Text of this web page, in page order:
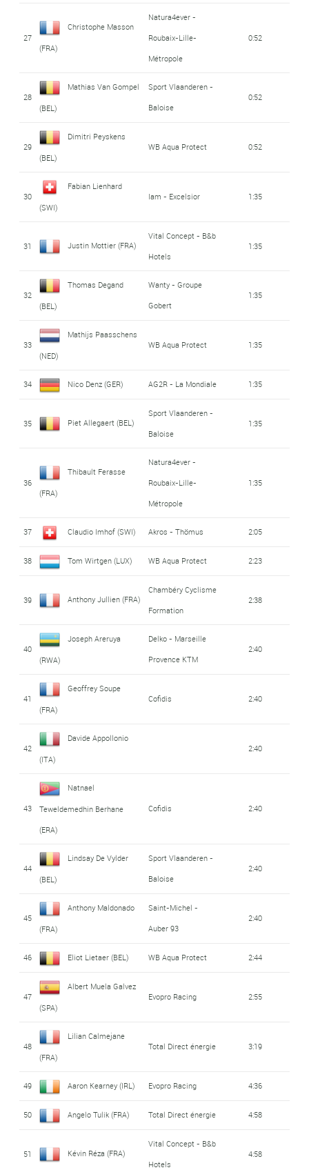
27
Christophe Masson
(FRA)
Natura4ever -
Roubaix-Lille-
Métropole
0:52
28
Mathias Van Gompel
(BEL)
Sport Vlaanderen -
Baloise
0:52
29
Dimitri Peyskens
(BEL)
WB Aqua Protect 0:52
30
Fabian Lienhard
(SWI)
Iam - Excelsior 1:35
31 Justin Mottier (FRA)
Vital Concept - B&b
Hotels
1:35
32
Thomas Degand
(BEL)
Wanty - Groupe
Gobert
1:35
33
Mathijs Paasschens
(NED)
WB Aqua Protect 1:35
34 Nico Denz (GER) AG2R - La Mondiale 1:35
35 Piet Allegaert (BEL)
Sport Vlaanderen -
Baloise
1:35
36
Thibault Ferasse
(FRA)
Natura4ever -
Roubaix-Lille-
Métropole
1:35
37 Claudio Imhof (SWI) Akros - Thömus 2:05
38 Tom Wirtgen (LUX) WB Aqua Protect 2:23
39 Anthony Jullien (FRA)
Chambéry Cyclisme
Formation
2:38
40
Joseph Areruya
(RWA)
Delko - Marseille
Provence KTM
2:40
41
Geoffrey Soupe
(FRA)
Cofidis 2:40
42
Davide Appollonio
(ITA)
2:40
43
Natnael
Teweldemedhin Berhane
(ERA)
Cofidis 2:40
44
Lindsay De Vylder
(BEL)
Sport Vlaanderen -
Baloise
2:40
45
Anthony Maldonado
(FRA)
Saint-Michel -
Auber 93
2:40
46 Eliot Lietaer (BEL) WB Aqua Protect 2:44
47
Albert Muela Galvez
(SPA)
Evopro Racing 2:55
48
Lilian Calmejane
(FRA)
Total Direct énergie 3:19
49 Aaron Kearney (IRL) Evopro Racing 4:36
50 Angelo Tulik (FRA) Total Direct énergie 4:58
51 Kévin Réza (FRA)
Vital Concept - B&b
Hotels
4:58